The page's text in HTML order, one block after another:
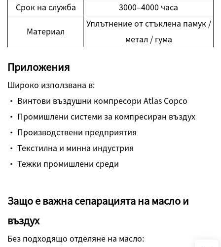
Срок на служба 3000–4000 часа
Материал
Уплътнение от стъклена памук /
метал / гума
Приложения
Широко използвана в:
· Винтови въздушни компресори Atlas Copco
· Промишлени системи за компресиран въздух
· Производствени предприятия
· Текстилна и минна индустрия
· Тежки промишлени среди
Защо е важна сепарацията на масло и
въздух
Без подходящо отделяне на масло: